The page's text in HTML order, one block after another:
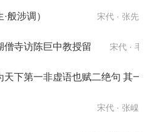
般涉调） 宋代 · 张先
僧寺访陈巨中教授留 宋代 · 毛
下第一非虚语也赋二绝句 其一
宋代 · 张嵲